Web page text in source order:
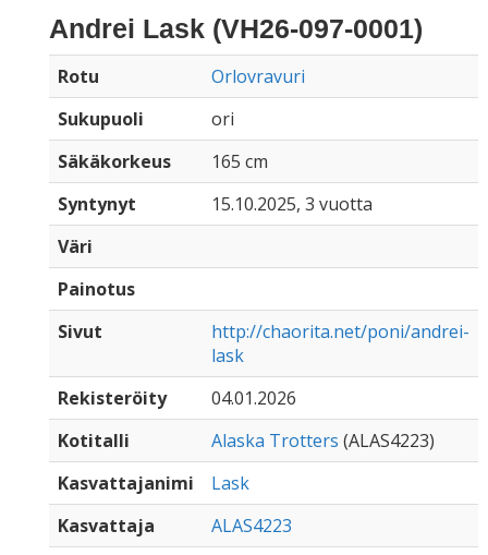
Andrei Lask (VH26-097-0001)
Rotu
Orlovravuri
Sukupuoli
ori
Säkäkorkeus
165 cm
Syntynyt
15.10.2025, 3 vuotta
Väri
Painotus
Sivut
http://chaorita.net/poni/andrei-
lask
Rekisteröity
04.01.2026
Kotitalli
Alaska Trotters (ALAS4223)
Kasvattajanimi
Lask
Kasvattaja
ALAS4223